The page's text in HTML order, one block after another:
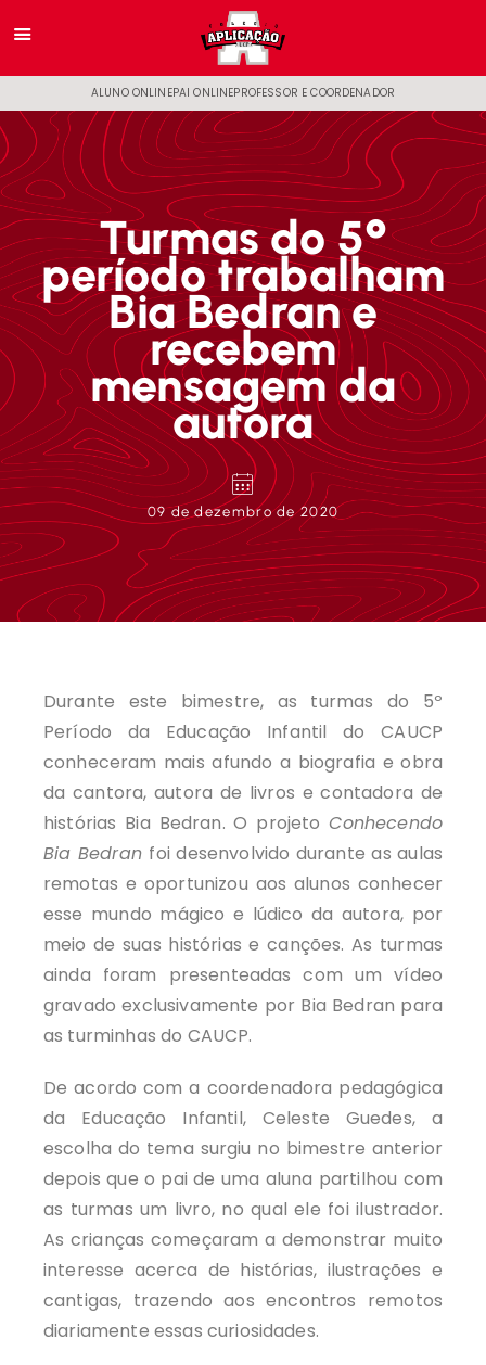
ALUNO ONLINEPAI ONLINEPROFESSOR E COORDENADOR
Turmas do 5°
período trabalham
Bia Bedran e
recebem
mensagem da
autora
09 de dezembro de 2020
Durante este bimestre, as turmas do 5º
Período da Educação Infantil do CAUCP
conheceram mais afundo a biografia e obra
da cantora, autora de livros e contadora de
histórias Bia Bedran. O projetoConhecendo
Bia Bedran foi desenvolvido durante as aulas
remotas e oportunizou aos alunos conhecer
esse mundo mágico e lúdico da autora, por
meio de suas histórias e canções. As turmas
ainda foram presenteadas com um vídeo
gravado exclusivamente por Bia Bedran para
as turminhas do CAUCP.
De acordo com a coordenadora pedagógica
da Educação Infantil, Celeste Guedes, a
escolha do tema surgiu no bimestre anterior
depois que o pai de uma aluna partilhou com
as turmas um livro, no qual ele foi ilustrador.
As crianças começaram a demonstrar muito
interesse acerca de histórias, ilustrações e
cantigas, trazendo aos encontros remotos
diariamente essas curiosidades.